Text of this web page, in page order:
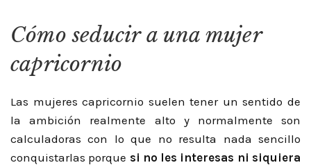
Cómo seducir a una mujer
capricornio
Las mujeres capricornio suelen tener un sentido de
la ambición realmente alto y normalmente son
calculadoras con lo que no resulta nada sencillo
conquistarlas porque si no les interesas ni siquiera